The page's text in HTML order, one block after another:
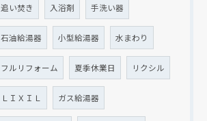
追い焚き 入浴剤 手洗い器
石油給湯器 小型給湯器 水まわり
フルリフォーム 夏季休業日 リクシル
ＬＩＸＩＬ ガス給湯器